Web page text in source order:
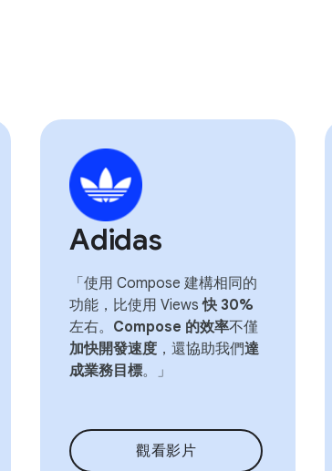
Adidas
「使用 Compose 建構相同的
功能，比使用 Views快 30%
左右。 Compose 的效率不僅
加快開發速度 ，還協助我們達
成業務目標。」
觀看影片